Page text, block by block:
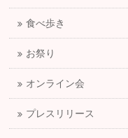
食べ歩き
お祭り
オンライン会
プレスリリース